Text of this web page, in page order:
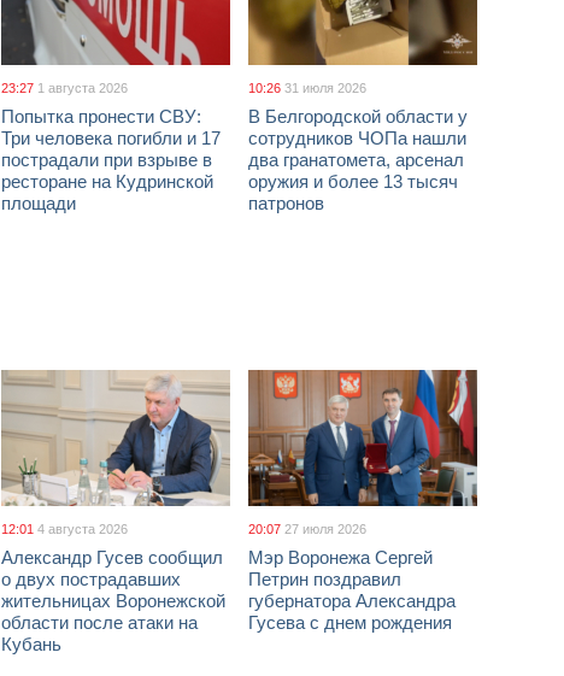
23:27 1 августа 2026
Попытка пронести СВУ:
Три человека погибли и 17
пострадали при взрыве в
ресторане на Кудринской
площади
10:26 31 июля 2026
В Белгородской области у
сотрудников ЧОПа нашли
два гранатомета, арсенал
оружия и более 13 тысяч
патронов
12:01 4 августа 2026
Александр Гусев сообщил
о двух пострадавших
жительницах Воронежской
области после атаки на
Кубань
20:07 27 июля 2026
Мэр Воронежа Сергей
Петрин поздравил
губернатора Александра
Гусева с днем рождения